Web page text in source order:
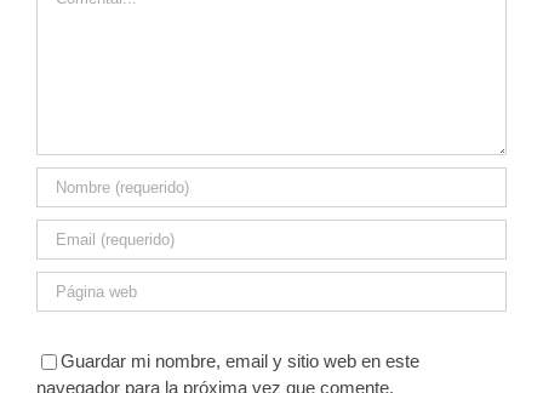
Guardar mi nombre, email y sitio web en este
navegador para la próxima vez que comente.